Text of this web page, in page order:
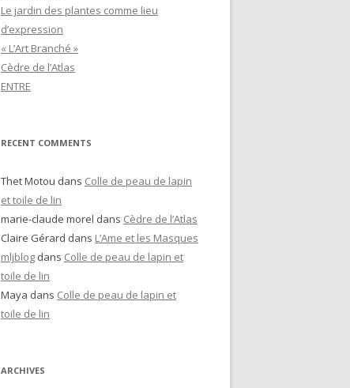
Le jardin des plantes comme lieu
d’expression
« L’Art Branché »
Cèdre de l’Atlas
ENTRE
RECENT COMMENTS
Thet Motou dans Colle de peau de lapin
et toile de lin
marie-claude morel dans Cèdre de l’Atlas
Claire Gérard dans L’Ame et les Masques
mljblog dans Colle de peau de lapin et
toile de lin
Maya dans Colle de peau de lapin et
toile de lin
ARCHIVES